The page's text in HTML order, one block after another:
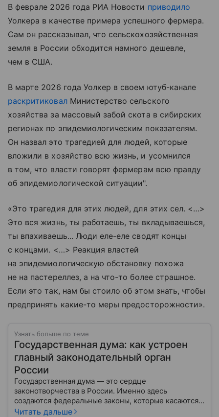
В феврале 2026 года РИА Новости приводило
Уолкера в качестве примера успешного фермера.
Сам он рассказывал, что сельскохозяйственная
земля в России обходится намного дешевле,
чем в США.
В марте 2026 года Уолкер в своем ютуб-канале
раскритиковалМинистерство сельского
хозяйства за массовый забой скота в сибирских
регионах по эпидемиологическим показателям.
Он назвал это трагедией для людей, которые
вложили в хозяйство всю жизнь, и усомнился
в том, что власти говорят фермерам всю правду
об эпидемиологической ситуации".
«Это трагедия для этих людей, для этих сел. <…>
Это вся жизнь, ты работаешь, ты вкладываешься,
ты впахиваешь... Люди еле-еле сводят концы
с концами. <…> Реакция властей
на эпидемиологическую обстановку похожа
не на пастереллез, а на что-то более страшное.
Если это так, нам бы стоило об этом знать, чтобы
предпринять какие-то меры предосторожности».
Узнать больше по теме
Государственная дума: как устроен
главный законодательный орган
России
Государственная дума — это сердце
законотворчества в России. Именно здесь
создаются федеральные законы, которые касаются
жизни каждого гражданина: от образования и
Читать дальше